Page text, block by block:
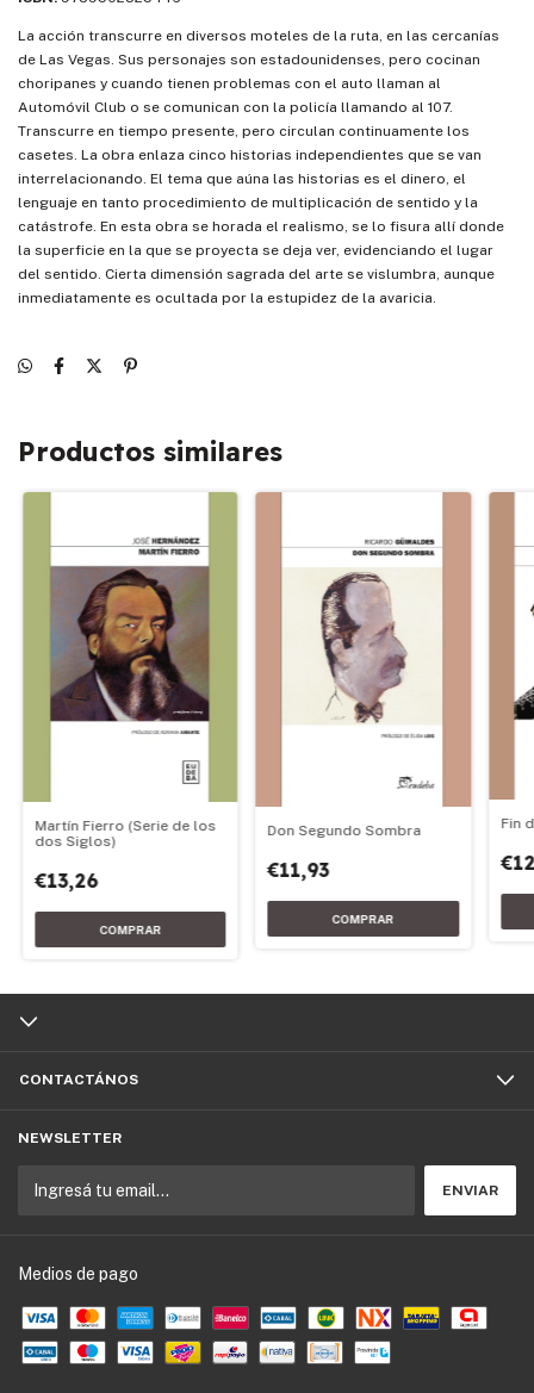
La acción transcurre en diversos moteles de la ruta, en las cercanías
de Las Vegas. Sus personajes son estadounidenses, pero cocinan
choripanes y cuando tienen problemas con el auto llaman al
Automóvil Club o se comunican con la policía llamando al 107.
Transcurre en tiempo presente, pero circulan continuamente los
casetes. La obra enlaza cinco historias independientes que se van
interrelacionando. El tema que aúna las historias es el dinero, el
lenguaje en tanto procedimiento de multiplicación de sentido y la
catástrofe. En esta obra se horada el realismo, se lo fisura allí donde
la superficie en la que se proyecta se deja ver, evidenciando el lugar
del sentido. Cierta dimensión sagrada del arte se vislumbra, aunque
inmediatamente es ocultada por la estupidez de la avaricia.
Productos similares
Martín Fierro (Serie de los
dos Siglos)
€13,26
Don Segundo Sombra
€11,93
Fin
CONTACTÁNOS
NEWSLETTER
Medios de pago